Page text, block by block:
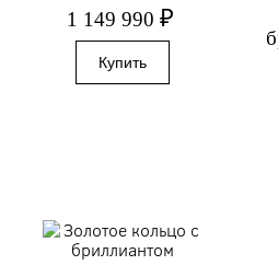
1 149 990 ₽